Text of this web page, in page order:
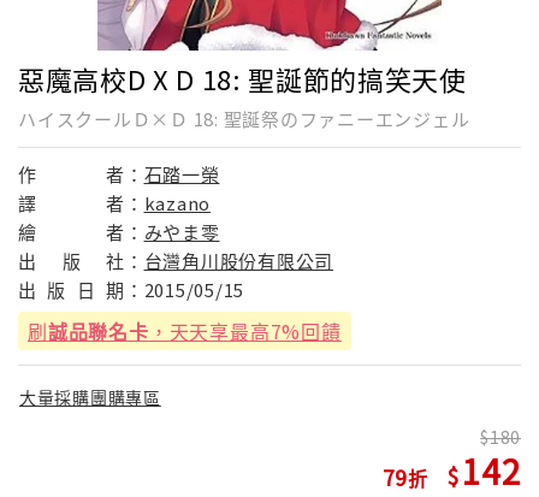
惡魔高校D X D 18: 聖誕節的搞笑天使
ハイスクールＤ×Ｄ 18: 聖誕祭のファニーエンジェル
作 者： 石踏一榮
譯
者： kazano
繪
者： みやま零
出
版 社： 台灣角川股份有限公司
出 版 日 期： 2015/05/15
刷誠品聯名卡 ，天天享最高7%回饋
大量採購團購專區
79
180
142